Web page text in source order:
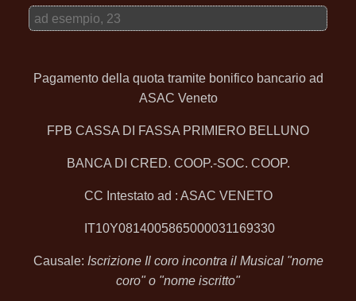
Pagamento della quota tramite bonifico bancario ad
ASAC Veneto
FPB CASSA DI FASSA PRIMIERO BELLUNO
BANCA DI CRED. COOP.-SOC. COOP.
CC Intestato ad : ASAC VENETO
IT10Y0814005865000031169330
Causale: Iscrizione Il coro incontra il Musical "nome
coro" o "nome iscritto"